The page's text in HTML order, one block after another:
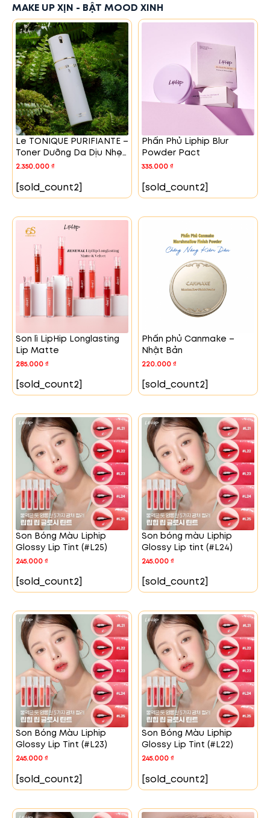
MAKE UP XỊN - BẬT MOOD XINH
Le TONIQUE PURIFIANTE –
Toner Dưỡng Da Dịu Nhẹ
Với Exosome Sữa Non
2.350.000₫
[sold_count2]
Phấn Phủ Liphip Blur
Powder Pact
335.000₫
[sold_count2]
Son lì LipHip Longlasting
Lip Matte
285.000₫
[sold_count2]
Phấn phủ Canmake –
Nhật Bản
220.000₫
[sold_count2]
Son Bóng Màu Liphip
Glossy Lip Tint (#L25)
245.000₫
[sold_count2]
Son bóng màu Liphip
Glossy Lip tint (#L24)
245.000₫
[sold_count2]
Son Bóng Màu Liphip
Glossy Lip Tint (#L23)
245.000₫
[sold_count2]
Son Bóng Màu Liphip
Glossy Lip Tint (#L22)
245.000₫
[sold_count2]